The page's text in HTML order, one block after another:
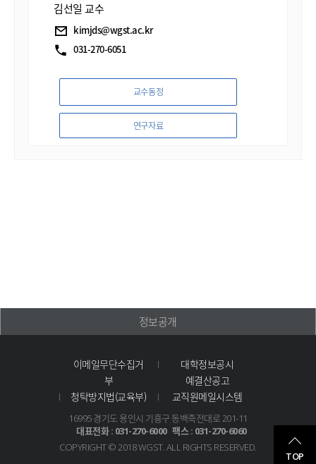
김선일 교수
kimjds@wgst.ac.kr
031-270-6051
교수동정
연구자료
정보공개
이메일무단수집거
부
대학정보공시
예결산공고
청탁방지법(교육부)
교직원메일시스템
16995 경기도 용인시 기흥구 동백죽전대로 201-11
대표전화 : 031-270-6000 팩스 : 031-270-6060
COPYRIGHT © 2018 WGST.ALL RIGHTS RESERVED.
TOP